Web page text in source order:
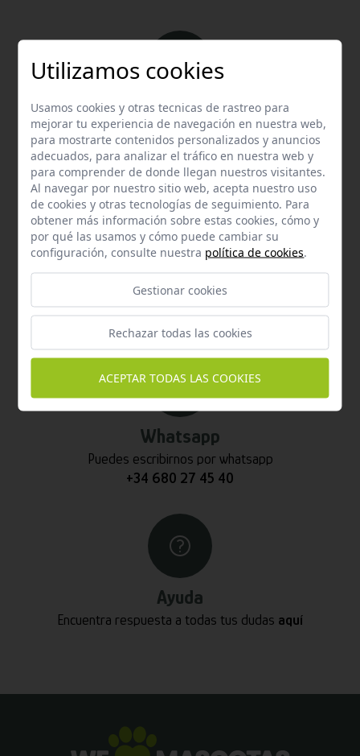
Email
Contacta con nosotros vía email
hola@welovemascotas.com
Contacta con nosotros a través del teléfono
Whatsapp
Puedes escribirnos por whatsapp
+34 680 27 45 40
Ayuda
Encuentra respuesta a todas tus dudas aquí
Utilizamos cookies
Usamos cookies y otras tecnicas de rastreo para
mejorar tu experiencia de navegación en nuestra web,
para mostrarte contenidos personalizados y anuncios
adecuados, para analizar el tráfico en nuestra web y
para comprender de donde llegan nuestros visitantes.
Al navegar por nuestro sitio web, acepta nuestro uso
de cookies y otras tecnologías de seguimiento. Para
obtener más información sobre estas cookies, cómo y
por qué las usamos y cómo puede cambiar su
configuración, consulte nuestra política de cookies.
Gestionar cookies
Rechazar todas las cookies
ACEPTAR TODAS LAS COOKIES